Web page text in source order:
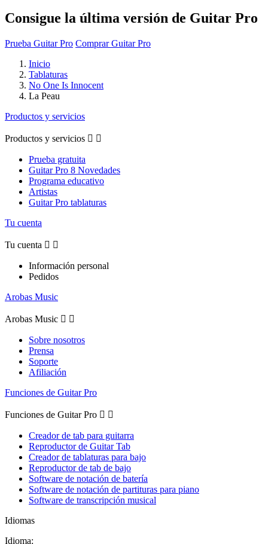
Consigue la última versión de Guitar Pro
Prueba Guitar Pro Comprar Guitar Pro
Inicio
Tablaturas
No One Is Innocent
La Peau
Productos y servicios
Productos y servicios  
Prueba gratuita
Guitar Pro 8 Novedades
Programa educativo
Artistas
Guitar Pro tablaturas
Tu cuenta
Tu cuenta  
Información personal
Pedidos
Arobas Music
Arobas Music  
Sobre nosotros
Prensa
Soporte
Afiliación
Funciones de Guitar Pro
Funciones de Guitar Pro  
Creador de tab para guitarra
Reproductor de Guitar Tab
Creador de tablaturas para bajo
Reproductor de tab de bajo
Software de notación de batería
Software de notación de partituras para piano
Software de transcripción musical
Idiomas
Idioma: